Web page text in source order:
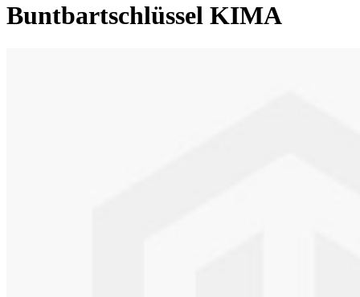
Buntbartschlüssel KIMA